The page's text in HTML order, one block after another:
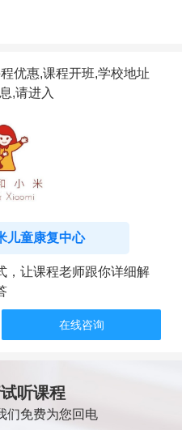
优惠,课程开班,学校地址
,请进入
儿童康复中心
，让课程老师跟你详细解
在线咨询
听课程
们免费为您回电